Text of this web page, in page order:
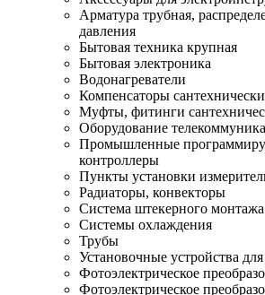
Арматура трубная,
давления
Бытовая техника крупная
Бытовая электроника
Водонагреватели
Компенсаторы
Муфты, фитинги
Оборудование
Промышленные
контроллеры
Пункты установки
Радиаторы, конвекторы
Система штекерного монтажа
Системы охлаждения
Трубы
Установочные устройства
Фотоэлектрическое
Фотоэлектрическое